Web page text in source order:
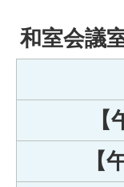
和室会議
【